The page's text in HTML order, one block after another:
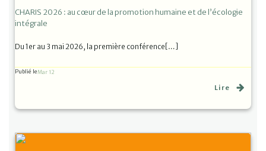
CHARIS 2026 : au cœur de la promotion humaine et de l’écologie
intégrale
Du 1er au 3 mai 2026, la première conférence[…]
Publié leMar 12
Lire